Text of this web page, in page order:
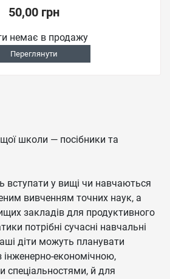
50,00 грн
немає в продажу
Переглянути
школи — посібники та
вступати у вищі чи навчаються
вивченням точних наук, а
закладів для продуктивного
потрібні сучасні навчальні
діти можуть планувати
інженерно‑економічною,
спеціальностями, й для